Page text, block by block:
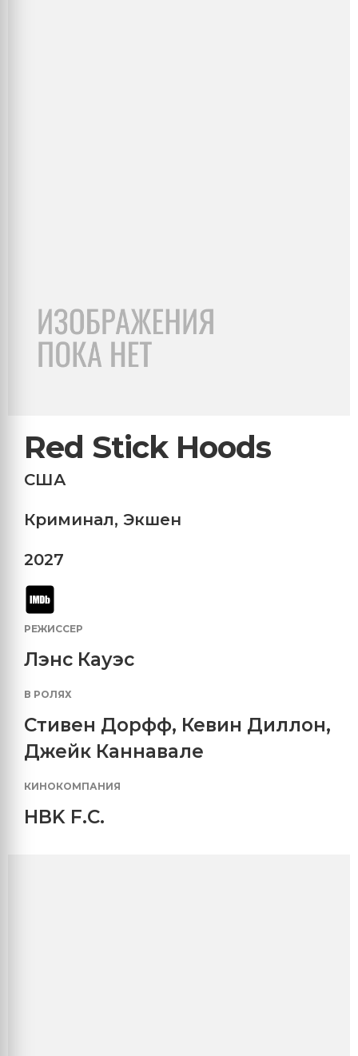
Red Stick Hoods
США
Криминал, Экшен
2027
РЕЖИССЕР
Лэнс Кауэс
В РОЛЯХ
Стивен Дорфф, Кевин Диллон,
Джейк Каннавале
КИНОКОМПАНИЯ
HBK F.C.